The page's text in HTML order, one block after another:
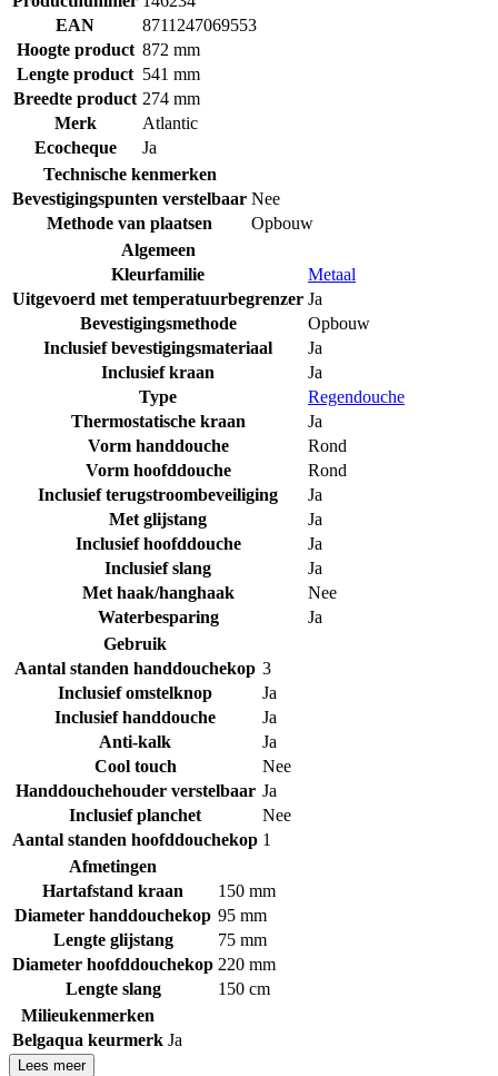
EAN
8711247069553
Hoogte product 872 mm
Lengte product 541 mm
Breedte product 274 mm
Merk
Atlantic
Ecocheque
Ja
Technische kenmerken
Bevestigingspunten verstelbaar Nee
Methode van plaatsen
Opbouw
Algemeen
Kleurfamilie
Metaal
Uitgevoerd met temperatuurbegrenzer Ja
Bevestigingsmethode
Opbouw
Inclusief bevestigingsmateriaal
Ja
Inclusief kraan
Ja
Type
Regendouche
Thermostatische kraan
Ja
Vorm handdouche
Rond
Vorm hoofddouche
Rond
Inclusief terugstroombeveiliging
Ja
Met glijstang
Ja
Inclusief hoofddouche
Ja
Inclusief slang
Ja
Met haak/hanghaak
Nee
Waterbesparing
Ja
Gebruik
Aantal standen handdouchekop 3
Inclusief omstelknop
Ja
Inclusief handdouche
Ja
Anti-kalk
Ja
Cool touch
Nee
Handdouchehouder verstelbaar Ja
Inclusief planchet
Nee
Aantal standen hoofddouchekop 1
Afmetingen
Hartafstand kraan
150 mm
Diameter handdouchekop 95 mm
Lengte glijstang
75 mm
Diameter hoofddouchekop 220 mm
Lengte slang
150 cm
Milieukenmerken
Belgaqua keurmerk Ja
Lees meer